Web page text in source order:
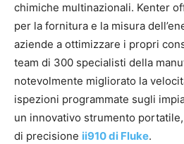
chimiche multinazionali. Kenter
per la fornitura e la misura
aziende a ottimizzare i propri
team di 300 specialisti della
notevolmente migliorato la
ispezioni programmate sugli
un innovativo strumento
di precisione ii910 di Fluke.